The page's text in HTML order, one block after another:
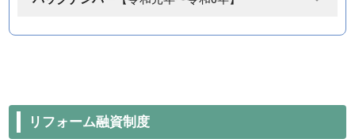
リフォーム融資制度